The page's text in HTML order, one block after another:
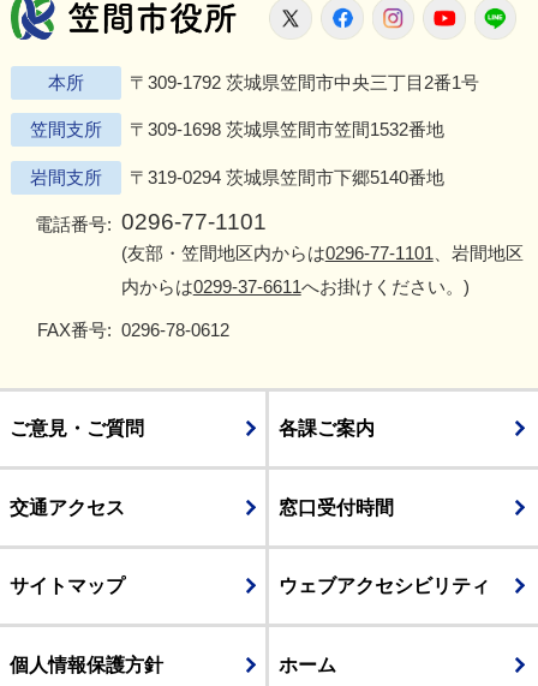
笠間市役所
X FacebookInstagram
本所 〒309-1792 茨城県笠間市中央三丁目2番1号
笠間支所 〒309-1698 茨城県笠間市笠間1532番地
岩間支所 〒319-0294 茨城県笠間市下郷5140番地
電話番号: 0296-77-1101
(友部・笠間地区内からは0296-77-1101 、岩間地区
内からは0299-37-6611へお掛けください。)
FAX番号: 0296-78-0612
ご意見・ご質問 各課ご案内
交通アクセス 窓口受付時間
サイトマップ ウェブアクセシビリティ
個人情報保護方針 ホーム